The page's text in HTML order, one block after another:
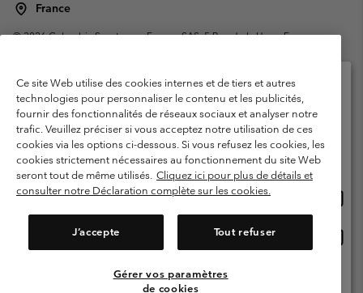
France
©2026Columbia Sportswear Europe SAS. 5 Rue de la Haye, Espace
Garanties Légales
Politique de confidentialité
Conditions d'utilisation - Membres
Conditions D'utilisation - Contenu généré par l'utilisateur
Impressum
Cookies
Public CBCR
Ce site Web utilise des cookies internes et de tiers et autres
technologies pour personnaliser le contenu et les publicités,
fournir des fonctionnalités de réseaux sociaux et analyser notre
trafic. Veuillez préciser si vous acceptez notre utilisation de ces
cookies via les options ci-dessous. Si vous refusez les cookies, les
cookies strictement nécessaires au fonctionnement du site Web
seront tout de même utilisés. Cliquez ici pour plus de détails et
consulter notre Déclaration complète sur les cookies.
J’accepte Tout refuser
Gérer vos paramètres
de cookies
Veuillez sélectionner votre pays d’expédition et
votre langue
Achats en ligne disponibles
United States
ligne
France
Voir Tous Les Pays